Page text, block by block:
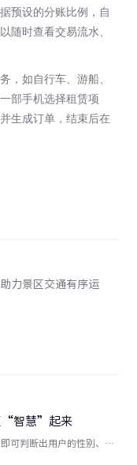
预设的分账比例，自
随时查看交易流水、
，如自行车、游船、
部手机选择租赁项
生成订单，结束后在
力景区交通有序运
“智慧”起来
可判断出用户的性别、年